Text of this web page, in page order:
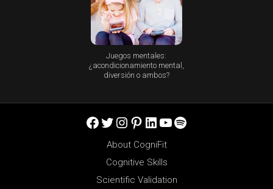
Juegos mentales:
¿acondicionamiento mental,
diversión o ambos?
Facebook
Twitter
Instagram
Pinterest
LinkedIn
YouTube
Spotify
About CogniFit
Cognitive Skills
Scientific Validation